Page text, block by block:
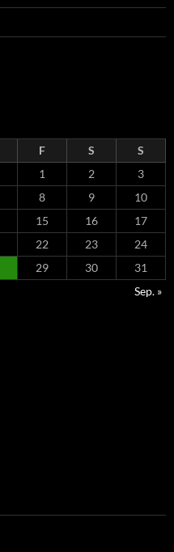
F S
S
1
2
3
8 9
10
15 16
17
22 23
24
29 30
31
Sep. »